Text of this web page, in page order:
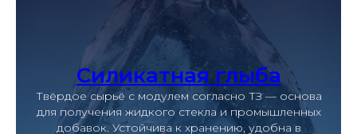
Силикатная глыба
Твёрдое сырьё с модулем согласно ТЗ — основа
для получения жидкого стекла и промышленных
добавок. Устойчива к хранению, удобна в